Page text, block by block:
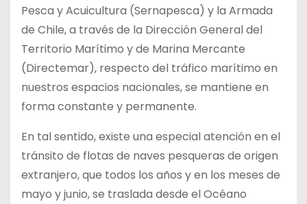
Pesca y Acuicultura (Sernapesca) y la Armada
de Chile, a través de la Dirección General del
Territorio Marítimo y de Marina Mercante
(Directemar), respecto del tráfico marítimo en
nuestros espacios nacionales, se mantiene en
forma constante y permanente.
En tal sentido, existe una especial atención en el
tránsito de flotas de naves pesqueras de origen
extranjero, que todos los años y en los meses de
mayo y junio, se traslada desde el Océano